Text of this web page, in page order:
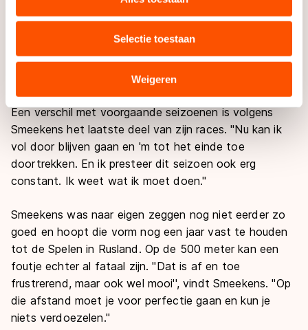
combineren met andere gegevens die u aan hen heeft
verstrekt of die zij hebben verzameld via hun services.
Sommige partners kunnen gegevens doorgeven aan
landen buiten de EU, zoals de VS, waar mogelijk geen
adequaat beschermingsniveau geldt volgens de GDPR.
Door op ‘Toestaan’ te klikken, stemt u in met deze
overdracht. Meer informatie vindt u in onscookiebeleid
Selectie toestaan
Weigeren
grote favorieten is bij de WK afstanden in Sotsji.
Naast Smeekens staan ook de broers Michel en
Ronald Mulder (derde en vierde) er goed voor in het
Een verschil met voorgaande seizoenen is volgens
Smeekens het laatste deel van zijn races. "Nu kan ik
vol door blijven gaan en 'm tot het einde toe
doortrekken. En ik presteer dit seizoen ook erg
constant. Ik weet wat ik moet doen.''
Smeekens was naar eigen zeggen nog niet eerder zo
goed en hoopt die vorm nog een jaar vast te houden
tot de Spelen in Rusland. Op de 500 meter kan een
foutje echter al fataal zijn. "Dat is af en toe
frustrerend, maar ook wel mooi'', vindt Smeekens. "Op
die afstand moet je voor perfectie gaan en kun je
niets verdoezelen.''